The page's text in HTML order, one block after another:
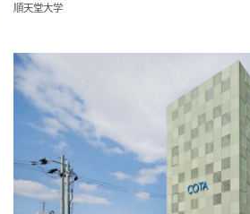
順天堂大学